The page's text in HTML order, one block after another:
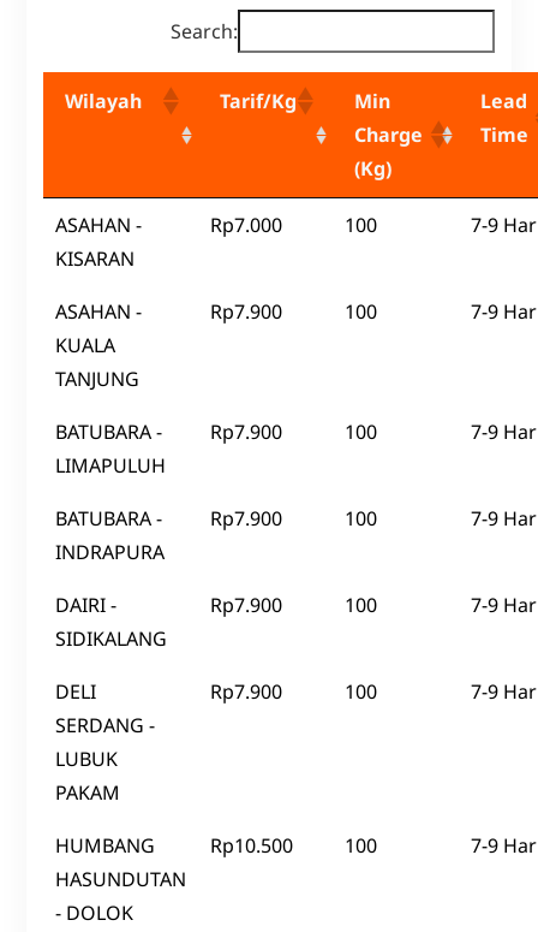
Search:
Wilayah Tarif/Kg
Min
Charge
(Kg)
Lead
Time
ASAHAN -
KISARAN
Rp7.000 100 7-9
ASAHAN -
KUALA
TANJUNG
Rp7.900 100 7-9
BATUBARA -
LIMAPULUH
Rp7.900 100 7-9
BATUBARA -
INDRAPURA
Rp7.900 100 7-9
DAIRI -
SIDIKALANG
Rp7.900 100 7-9
DELI
SERDANG -
LUBUK
PAKAM
Rp7.900 100 7-9
HUMBANG
HASUNDUTAN
- DOLOK
Rp10.500 100 7-9